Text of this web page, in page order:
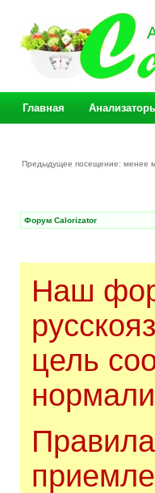
Главная
Предыдущее посещение: менее
Форум Calorizator
Наш
цель